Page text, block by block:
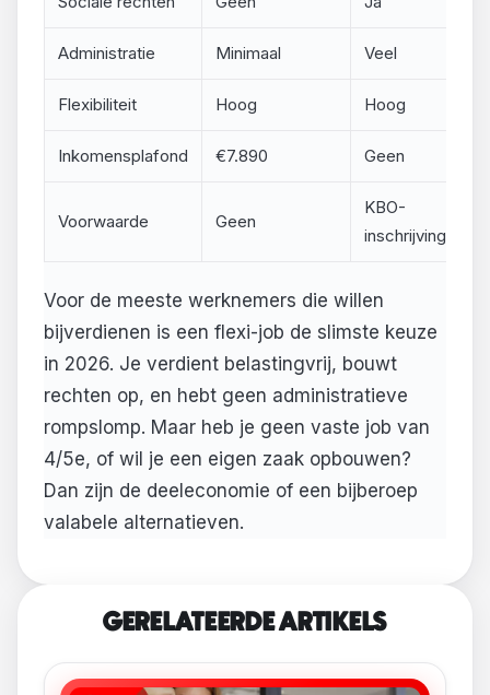
Administratie Minimaal Veel
Flexibiliteit Hoog Hoog
Inkomensplafond €7.890 Geen
Voorwaarde Geen
KBO-
inschrijving
Voor de meeste werknemers die willen
bijverdienen is een flexi-job de slimste keuze
in 2026. Je verdient belastingvrij, bouwt
rechten op, en hebt geen administratieve
rompslomp. Maar heb je geen vaste job van
4/5e, of wil je een eigen zaak opbouwen?
Dan zijn de deeleconomie of een bijberoep
valabele alternatieven.
GERELATEERDE ARTIKELS